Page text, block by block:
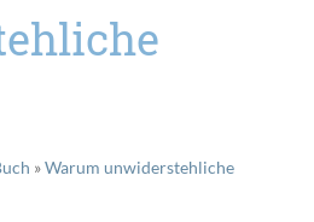
»Warum unwiderstehliche